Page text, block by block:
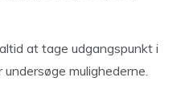
at tage udgangspunkt i
mulighederne.